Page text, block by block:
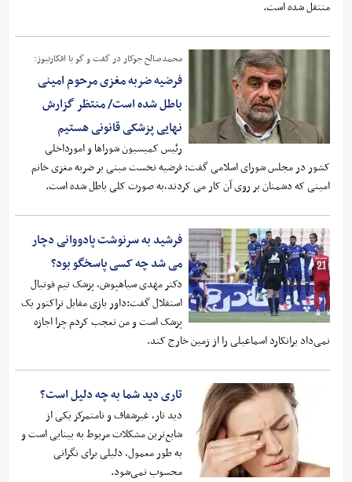
منتقل شده است.
محمدصالح جوکار در گفت و گو با افکارنیوز:
فرضیه ضربه مغزی مرحوم امینی
باطل شده است/ منتظر گزارش
نهایی پزشکی قانونی هستیم
رئیس کمیسیون شوراها و امورداخلی
کشور در مجلس شورای اسلامی گفت: فرضیه نخست مبنی بر ضربه مغزی خانم
امینی که دشمنان بر روی آن کار می کردند،به صورت کلی باطل شده است.
فرشید به سرنوشت پادووانی دچار
می شد چه کسی پاسخگو بود؟
دکتر مهدی سیاهپوش، پزشک تیم فوتبال
استقلال گفت:داور بازی مقابل تراکتور یک
پزشک است و من تعجب کردم چرا اجازه
نمی‌داد برانکارد اسماعیلی را از زمین خارج کند.
تاری دید شما به چه دلیل است؟
دید تار، غیرشفاف و نامتمرکز یکی از
شایع‌ترین مشکلات مربوط به بینایی است و
به طور معمول، دلیلی برای نگرانی
محسوب نمی‌شود.